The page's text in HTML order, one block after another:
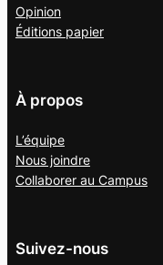
Opinion
Éditions papier
À propos
L’équipe
Nous joindre
Collaborer au Campus
Suivez-nous